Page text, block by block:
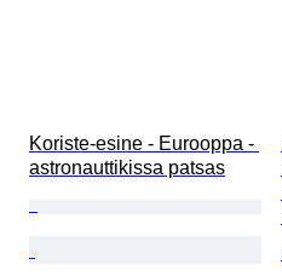
Koriste-esine - Eurooppa -
astronauttikissa patsas